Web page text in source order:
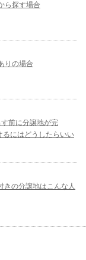
ら探す場合
りの場合
前に分譲地が完
るにはどうしたらいい
きの分譲地はこんな人